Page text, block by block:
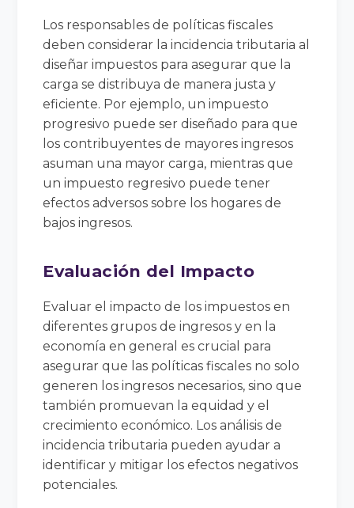
Los responsables de políticas fiscales
deben considerar la incidencia tributaria al
diseñar impuestos para asegurar que la
carga se distribuya de manera justa y
eficiente. Por ejemplo, un impuesto
progresivo puede ser diseñado para que
los contribuyentes de mayores ingresos
asuman una mayor carga, mientras que
un impuesto regresivo puede tener
efectos adversos sobre los hogares de
bajos ingresos.
Evaluación del Impacto
Evaluar el impacto de los impuestos en
diferentes grupos de ingresos y en la
economía en general es crucial para
asegurar que las políticas fiscales no solo
generen los ingresos necesarios, sino que
también promuevan la equidad y el
crecimiento económico. Los análisis de
incidencia tributaria pueden ayudar a
identificar y mitigar los efectos negativos
potenciales.